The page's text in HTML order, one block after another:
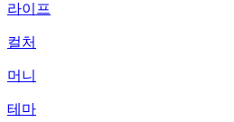
라이프
컬처
머니
테마